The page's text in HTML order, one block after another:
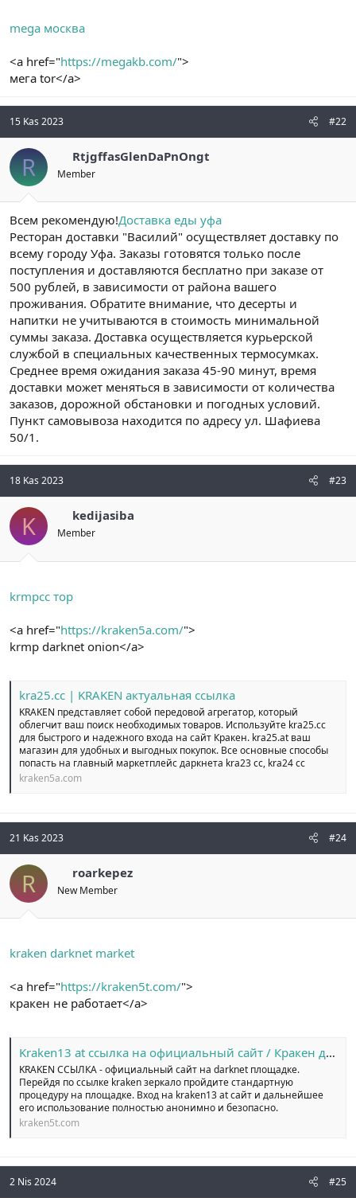
mega москва
<a href="https://megakb.com/">
мега tor</a>
15 Kas 2023 #22
R RtjgffasGlenDaPnOngt
Member
Всем рекомендую!Доставка еды уфа
Ресторан доставки "Василий" осуществляет доставку по
всему городу Уфа. Заказы готовятся только после
поступления и доставляются бесплатно при заказе от
500 рублей, в зависимости от района вашего
проживания. Обратите внимание, что десерты и
напитки не учитываются в стоимость минимальной
суммы заказа. Доставка осуществляется курьерской
службой в специальных качественных термосумках.
Среднее время ожидания заказа 45-90 минут, время
доставки может меняться в зависимости от количества
заказов, дорожной обстановки и погодных условий.
Пункт самовывоза находится по адресу ул. Шафиева
50/1.
18 Kas 2023 #23
K kedijasiba
Member
krmpcc тор
<a href="https://kraken5a.com/">
krmp darknet onion</a>
kra25.cc | KRAKEN актуальная ссылка
KRAKEN представляет собой передовой агрегатор, который
облегчит ваш поиск необходимых товаров. Используйте kra25.cc
для быстрого и надежного входа на сайт Кракен. kra25.at ваш
магазин для удобных и выгодных покупок. Все основные способы
попасть на главный маркетплейс даркнета kra23 cc, kra24 cc
kraken5a.com
21 Kas 2023 #24
R roarkepez
New Member
kraken darknet market
<a href="https://kraken5t.com/">
кракен не работает</a>
Kraken13 at ссылка на официальный сайт / Кракен даркнет зеркало на сайт
KRAKEN ССЫЛКА - официальный сайт на darknet площадке.
Перейдя по ссылке kraken зеркало пройдите стандартную
процедуру на площадке. Вход на kraken13 at сайт и дальнейшее
его использование полностью анонимно и безопасно.
kraken5t.com
2 Nis 2024 #25